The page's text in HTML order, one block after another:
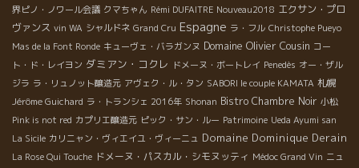
界ピノ・ノワール会議 クマちゃん Rémi DUFAITRE Nouveau2018 エクサン・プロ
ヴァンス vin WA シャルドネ Grand Cru Espagne ラ・フル Christophe Pueyo
Mas de la Font Ronde キューヴェ・バラガンヌ Domaine Olivier Cousin コー
ト・ド・レイヨン ダミアン・コクレ ドメーヌ・ボートレイ Penedès オー・ザル
ジラ ラ・リュノット醸造元 アヴェク・ル・タン SABORI le couple KAMATA 札幌
Jérôme Guichard ラ・トランシェ 2016年 Shonan Bistro Chambre Noir 小松
Pink is not red カプリエ醸造元 ピック・サン・ルー Patrimoine Ueda Ayumi san
La Sicile カリニャン・ヴィエイユ・ヴィーニュ Domaine Dominique Derain
La Rose Qui Touche ドメーヌ・パスカル・シモヌッティ Médoc Grand Vin ニュ